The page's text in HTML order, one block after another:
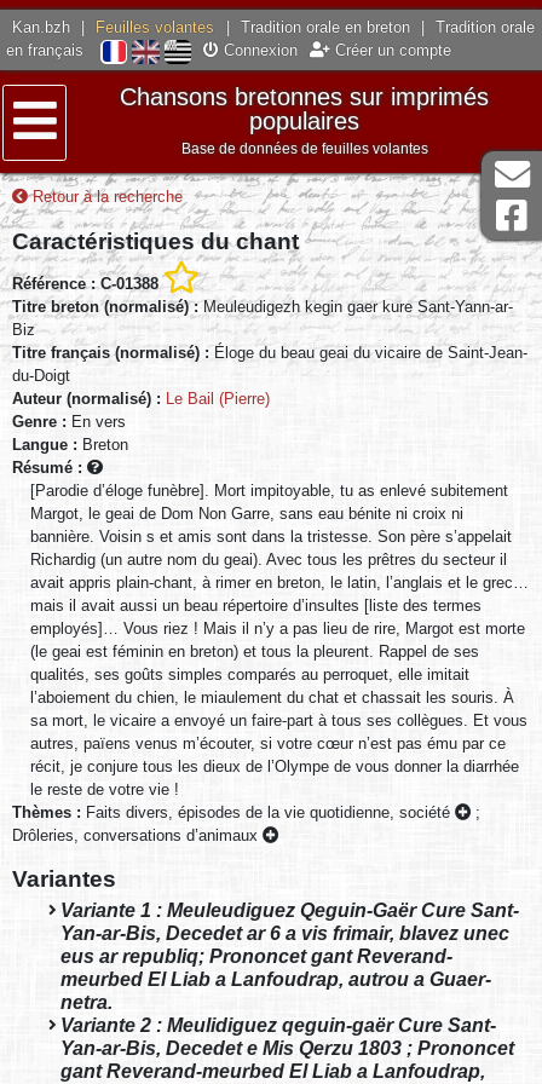
Kan.bzh Feuilles volantes Tradition orale en breton
Tradition orale
en français
Connexion Créer un compte
Menu
Chansons bretonnes sur imprimés
populaires
Base de données de feuilles volantes
Retour à la recherche
Caractéristiques du chant
Référence : C-01388
Titre breton (normalisé) :Meuleudigezh kegin gaer kure Sant-Yann-ar-
Biz
Titre français (normalisé) : Éloge du beau geai du vicaire de Saint-Jean-
du-Doigt
Auteur (normalisé) :
Le Bail (Pierre)
Genre : En vers
Langue : Breton
Résumé :
[Parodie d’éloge funèbre]. Mort impitoyable, tu as enlevé subitement
Margot, le geai de Dom Non Garre, sans eau bénite ni croix ni
bannière. Voisin s et amis sont dans la tristesse. Son père s’appelait
Richardig (un autre nom du geai). Avec tous les prêtres du secteur il
avait appris plain-chant, à rimer en breton, le latin, l’anglais et le grec…
mais il avait aussi un beau répertoire d’insultes [liste des termes
employés]… Vous riez ! Mais il n’y a pas lieu de rire, Margot est morte
(le geai est féminin en breton) et tous la pleurent. Rappel de ses
qualités, ses goûts simples comparés au perroquet, elle imitait
l’aboiement du chien, le miaulement du chat et chassait les souris. À
sa mort, le vicaire a envoyé un faire-part à tous ses collègues. Et vous
autres, païens venus m’écouter, si votre cœur n’est pas ému par ce
récit, je conjure tous les dieux de l’Olympe de vous donner la diarrhée
le reste de votre vie !
Thèmes : Faits divers, épisodes de la vie quotidienne, société
;
Drôleries, conversations d’animaux
Variantes
Variante 1 : Meuleudiguez Qeguin-Gaër Cure Sant-
Yan-ar-Bis, Decedet ar 6 a vis frimair, blavez unec
eus ar republiq; Prononcet gant Reverand-
meurbed El Liab a Lanfoudrap, autrou a Guaer-
netra.
Variante 2 : Meulidiguez qeguin-gaër Cure Sant-
Yan-ar-Bis, Decedet e Mis Qerzu 1803 ; Prononcet
gant Reverand-meurbed El Liab a Lanfoudrap,